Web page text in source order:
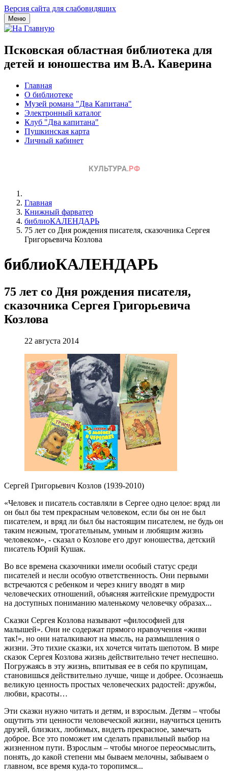
Версия сайта для слабовидящих
Меню
Псковская областная библиотека для
детей и юношества им В.А. Каверина
Главная
О библиотеке
Музей романа "Два Капитана"
Электронный каталог
Клуб "Два капитана"
Пушкинская карта
Личный кабинет
Главная
Книжный фарватер
библиоКАЛЕНДАРЬ
75 лет со Дня рождения писателя, сказочника Сергея
Григорьевича Козлова
библиоКАЛЕНДАРЬ
75 лет со Дня рождения писателя,
сказочника Сергея Григорьевича
Козлова
22 августа 2014
Сергей Григорьевич Козлов (1939-2010)
«Человек и писатель составляли в Сергее одно целое: вряд ли
он был бы тем прекрасным человеком, если бы он не был
писателем, и вряд ли был бы настоящим писателем, не будь он
таким нежным, трогательным, умным и любящим жизнь
человеком», - сказал о Козлове его друг юношества, детский
писатель Юрий Кушак.
Во все времена сказочники имели особый статус среди
писателей и несли особую ответственность. Они первыми
встречаются с ребенком и через книгу вводят в мир
человеческих отношений, объясняя житейские премудрости
на доступных пониманию маленькому человечку образах...
Сказки Сергея Козлова называют «философией для
малышей». Они не содержат прямого нравоучения «живи
так!», но они наталкивают на мысль, на размышления о
жизни. Это тихие сказки, их хочется читать шепотом. В мире
сказок Сергея Козлова жизнь действительно течет неспешно.
Погружаясь в эту жизнь, впитывая ее в себя по крупицам,
становишься действительно лучше, чище и добрее. Осознаешь
великую ценность простых человеческих радостей: дружбы,
любви, красоты…
Эти сказки нужно читать и детям, и взрослым. Детям – чтобы
ощутить эти ценности человеческой жизни, научиться ценить
друзей, близких, любимых, видеть прекрасное, замечать
доброе. Все это поможет им сделать правильный выбор на
жизненном пути. Взрослым – чтобы многое переосмыслить,
понять, до какой степени мы бываем мелочны, забываем о
главном, все время куда-то торопимся...